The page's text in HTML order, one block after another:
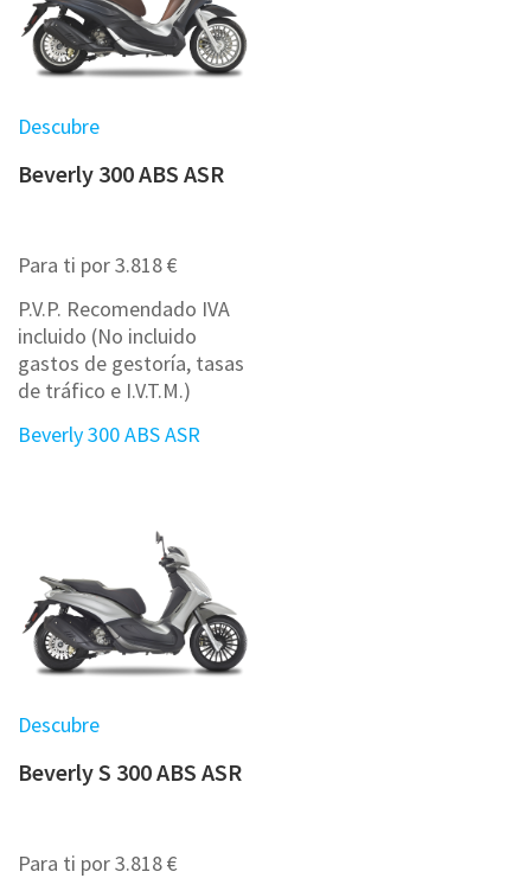
Descubre
Beverly 300 ABS ASR
Para ti por 3.818 €
P.V.P. Recomendado IVA
incluido (No incluido
gastos de gestoría, tasas
de tráfico e I.V.T.M.)
Beverly 300 ABS ASR
Descubre
Beverly S 300 ABS ASR
Para ti por 3.818 €